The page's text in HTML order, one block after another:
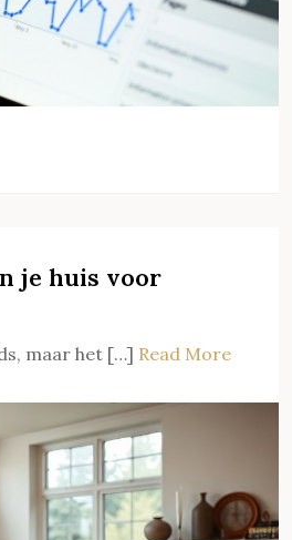
je huis voor
maar het […] Read More